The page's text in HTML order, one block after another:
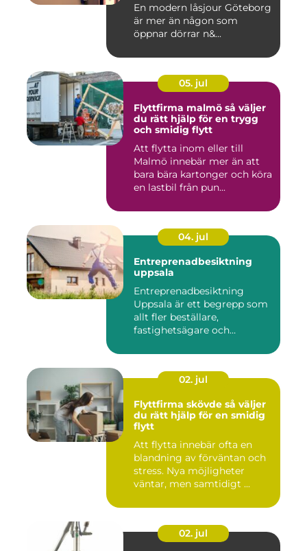
En modern låsjour Göteborg
är mer än någon som
öppnar dörrar n&...
05. jul
Flyttfirma malmö så väljer
du rätt hjälp för en trygg
och smidig flytt
Att flytta inom eller till
Malmö innebär mer än att
bara bära kartonger och köra
en lastbil från pun...
04. jul
Entreprenadbesiktning
uppsala
Entreprenadbesiktning
Uppsala är ett begrepp som
allt fler beställare,
fastighetsägare och
02. jul
Flyttfirma skövde så väljer
du rätt hjälp för en smidig
flytt
Att flytta innebär ofta en
blandning av förväntan och
stress. Nya möjligheter
väntar, men samtidigt ...
02. jul